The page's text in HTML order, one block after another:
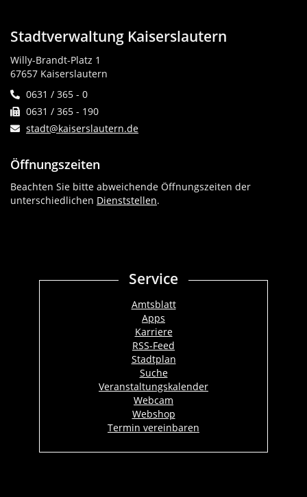
Stadtverwaltung Kaiserslautern
Willy-Brandt-Platz 1
67657 Kaiserslautern
0631 / 365 - 0
0631 / 365 - 190
stadt@kaiserslautern.de
Öffnungszeiten
Beachten Sie bitte abweichende Öffnungszeiten der
unterschiedlichen Dienststellen.
Service
Amtsblatt
Apps
Karriere
RSS-Feed
Stadtplan
Suche
Veranstaltungskalender
Webcam
Webshop
Termin vereinbaren